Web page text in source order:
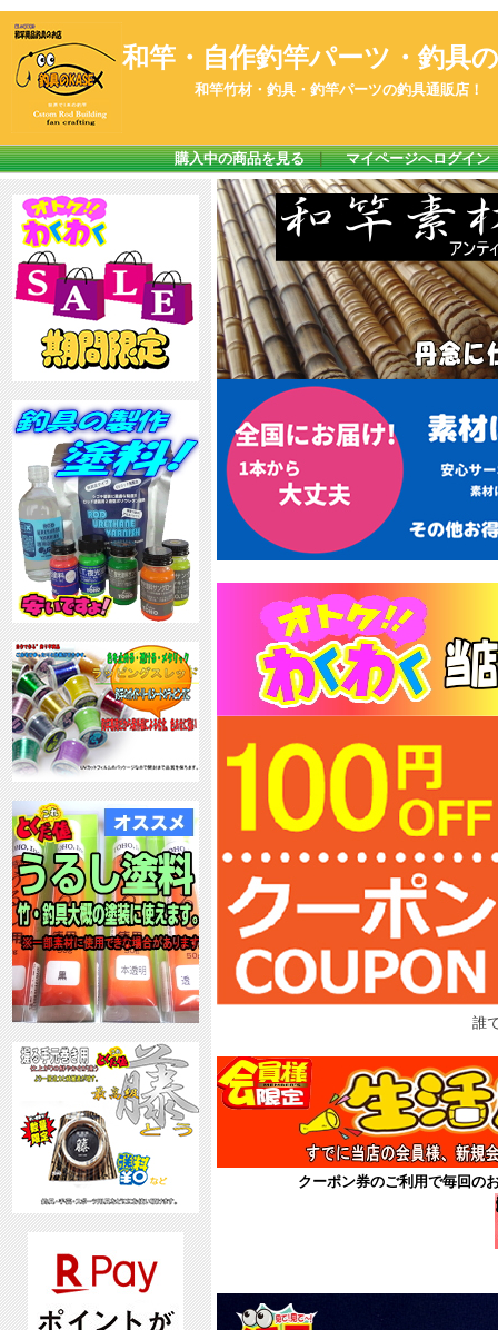
和竿・自作釣竿パーツ・釣具の
和竿竹材・釣具・釣竿パーツの釣具通販店！
購入中の商品を見る｜ マイページへログイン
誰
クーポン券のご利用で毎回の